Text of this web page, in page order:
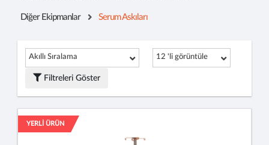
Diğer Ekipmanlar Serum Askıları
Akıllı Sıralama 12 'li görüntüle
Filtreleri Göster
YERLİ ÜRÜN